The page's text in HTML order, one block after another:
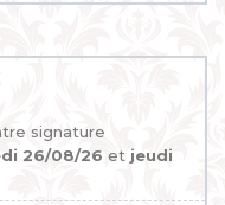
signature
26/08/26 et jeudi